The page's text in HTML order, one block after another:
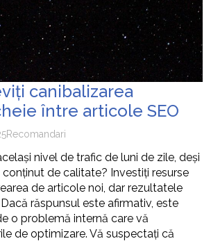
canibalizarea
între articole SEO
Recomandari
nivel de trafic de luni de zile, deși
de calitate? Investiți resurse
de articole noi, dar rezultatele
răspunsul este afirmativ, este
o problemă internă care vă
de optimizare. Vă suspectați că